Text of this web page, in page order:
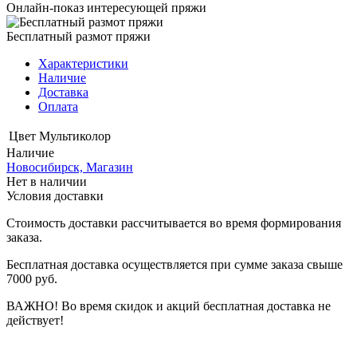
Онлайн-показ интересующей пряжи
Бесплатный размот пряжи
Характеристики
Наличие
Доставка
Оплата
Цвет Мультиколор
Наличие
Новосибирск, Магазин
Нет в наличии
Условия доставки
Стоимость доставки рассчитывается во время формирования
заказа.
Бесплатная доставка осуществляется при сумме заказа свыше
7000 руб.
ВАЖНО! Во время скидок и акций бесплатная доставка не
действует!